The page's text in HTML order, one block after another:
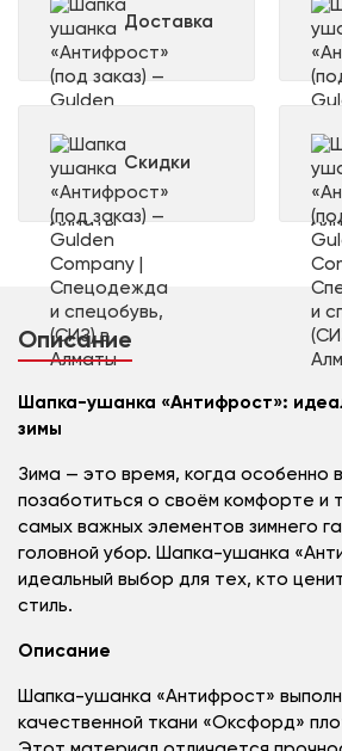
Доставка
Скидки
Описание
Шапка-ушанка «Антифрост»:
зимы
Зима — это время, когда особенно
позаботиться о своём комфорте и
самых важных элементов зимнего
головной убор. Шапка-ушанка
идеальный выбор для тех, кто
стиль.
Описание
Шапка-ушанка «Антифрост»
качественной ткани «Оксфорд»